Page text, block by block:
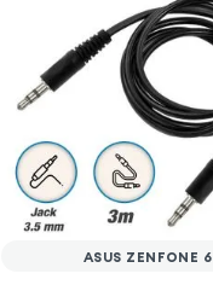
ASUS ZENFONE 6